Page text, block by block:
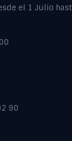
el 1 Julio
90